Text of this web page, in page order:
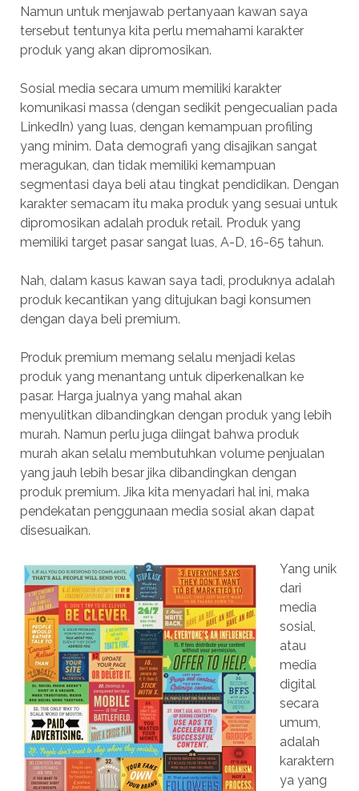
Namun untuk menjawab pertanyaan kawan saya
tersebut tentunya kita perlu memahami karakter
produk yang akan dipromosikan.
Sosial media secara umum memiliki karakter
komunikasi massa (dengan sedikit pengecualian pada
LinkedIn) yang luas, dengan kemampuan profiling
yang minim. Data demografi yang disajikan sangat
meragukan, dan tidak memiliki kemampuan
segmentasi daya beli atau tingkat pendidikan. Dengan
karakter semacam itu maka produk yang sesuai untuk
dipromosikan adalah produk retail. Produk yang
memiliki target pasar sangat luas, A-D, 16-65 tahun.
Nah, dalam kasus kawan saya tadi, produknya adalah
produk kecantikan yang ditujukan bagi konsumen
dengan daya beli premium.
Produk premium memang selalu menjadi kelas
produk yang menantang untuk diperkenalkan ke
pasar. Harga jualnya yang mahal akan
menyulitkan dibandingkan dengan produk yang lebih
murah. Namun perlu juga diingat bahwa produk
murah akan selalu membutuhkan volume penjualan
yang jauh lebih besar jika dibandingkan dengan
produk premium. Jika kita menyadari hal ini, maka
pendekatan penggunaan media sosial akan dapat
disesuaikan.
Yang unik
dari
media
sosial,
atau
media
digital
secara
umum,
adalah
karaktern
ya yang